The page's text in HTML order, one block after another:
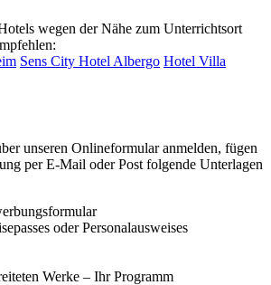
wegen der Nähe zum Unterrichtsort
Sens City Hotel Albergo Hotel Villa
unseren Onlineformular anmelden, fügen
per E-Mail oder Post folgende Unterlagen
oder Personalausweises
Werke – Ihr Programm